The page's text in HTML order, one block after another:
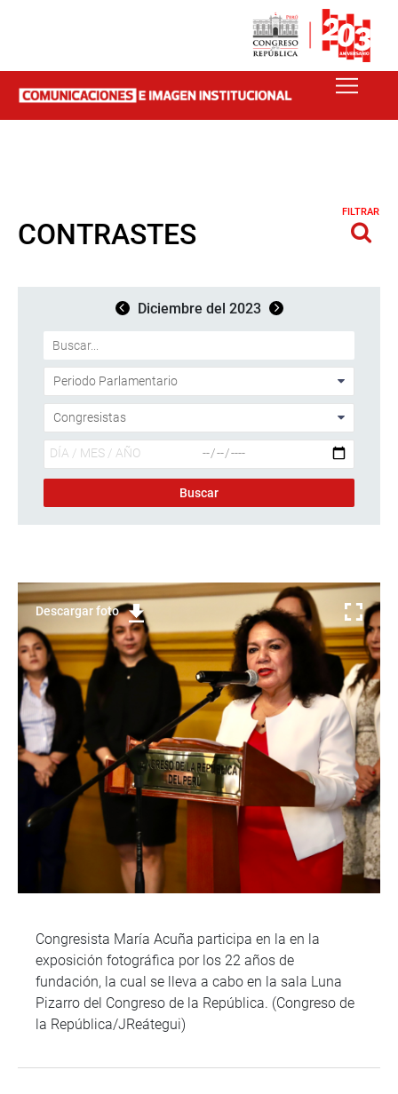
CONTRASTES
FILTRAR
Diciembre del 2023
Descargar foto
Congresista María Acuña participa en la en la
exposición fotográfica por los 22 años de
fundación, la cual se lleva a cabo en la sala Luna
Pizarro del Congreso de la República. (Congreso de
la República/JReátegui)